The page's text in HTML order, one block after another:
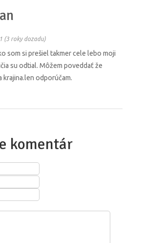
(3 roky dozadu)
som si prešiel takmer cele lebo moji
su odtial. Môžem poveddať že
krajina.len odporúčam.
komentár